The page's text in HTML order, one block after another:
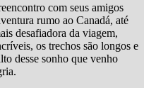
com seus amigos
rumo ao Canadá, até
desafiadora da viagem,
os trechos são longos e
desse sonho que venho